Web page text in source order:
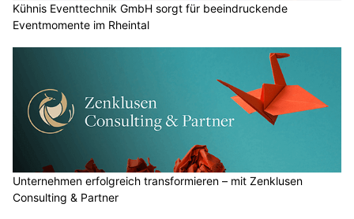
Kühnis Eventtechnik GmbH sorgt für beeindruckende
Eventmomente im Rheintal
Unternehmen erfolgreich transformieren – mit Zenklusen
Consulting & Partner